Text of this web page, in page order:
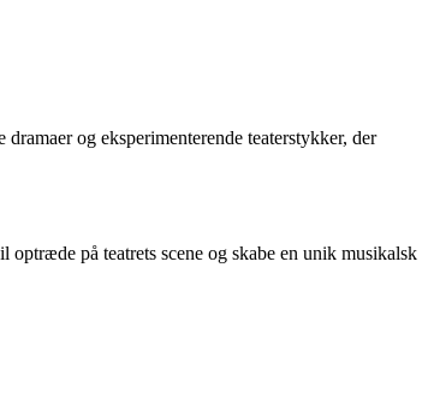
og eksperimenterende teaterstykker, der
på teatrets scene og skabe en unik musikalsk